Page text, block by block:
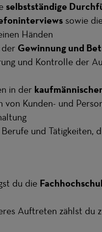
selbstständige
sowie
Händen
Gewinnung und
und Kontrolle der
in der
Kunden- und
und Tätigkeiten,
du die
Auftreten zählst du